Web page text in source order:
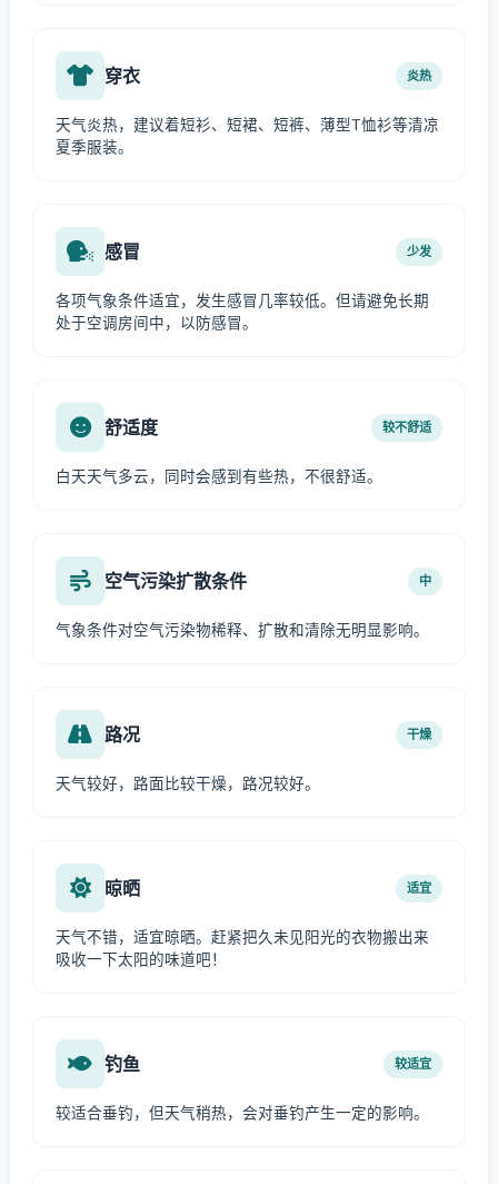
穿衣 炎热
天气炎热，建议着短衫、短裙、短裤、薄型T恤衫等清凉
夏季服装。
感冒 少发
各项气象条件适宜，发生感冒几率较低。但请避免长期
处于空调房间中，以防感冒。
舒适度 较不舒适
白天天气多云，同时会感到有些热，不很舒适。
空气污染扩散条件 中
气象条件对空气污染物稀释、扩散和清除无明显影响。
路况 干燥
天气较好，路面比较干燥，路况较好。
晾晒 适宜
天气不错，适宜晾晒。赶紧把久未见阳光的衣物搬出来
吸收一下太阳的味道吧！
钓鱼 较适宜
较适合垂钓，但天气稍热，会对垂钓产生一定的影响。